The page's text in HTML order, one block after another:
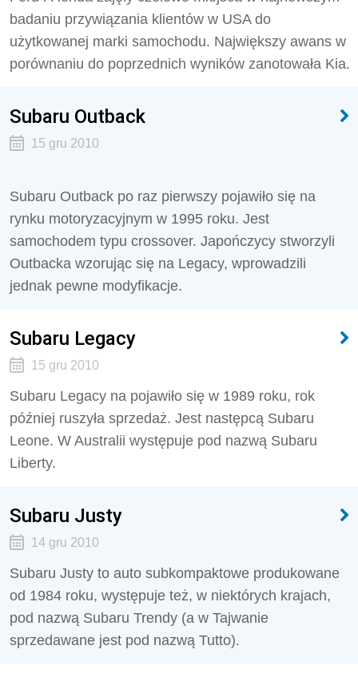
badaniu przywiązania klientów w USA do
użytkowanej marki samochodu. Największy awans w
porównaniu do poprzednich wyników zanotowała Kia.
Subaru Outback
15 gru 2010
Subaru Outback po raz pierwszy pojawiło się na
rynku motoryzacyjnym w 1995 roku. Jest
samochodem typu crossover. Japończycy stworzyli
Outbacka wzorując się na Legacy, wprowadzili
jednak pewne modyfikacje.
Subaru Legacy
15 gru 2010
Subaru Legacy na pojawiło się w 1989 roku, rok
później ruszyła sprzedaż. Jest następcą Subaru
Leone. W Australii występuje pod nazwą Subaru
Liberty.
Subaru Justy
14 gru 2010
Subaru Justy to auto subkompaktowe produkowane
od 1984 roku, występuje też, w niektórych krajach,
pod nazwą Subaru Trendy (a w Tajwanie
sprzedawane jest pod nazwą Tutto).